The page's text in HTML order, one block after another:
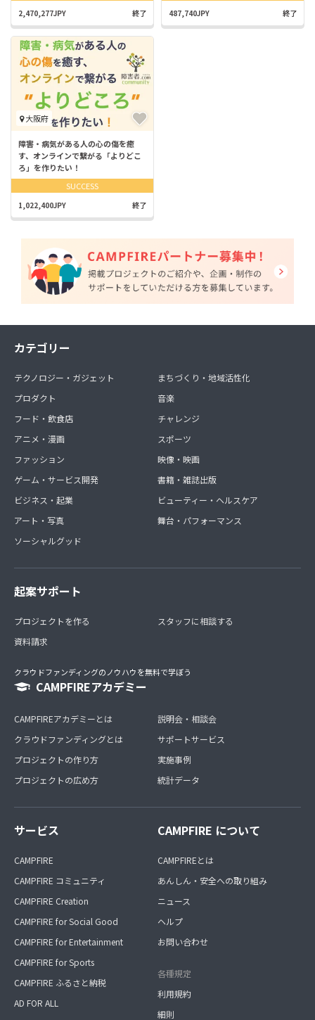
2,470,277JPY 終了 487,740JPY 終了
大阪府
障害・病気がある人の心の傷を癒
す、オンラインで繋がる「よりどこ
ろ」を作りたい！
SUCCESS
1,022,400JPY 終了
カテゴリー
テクノロジー・ガジェット
プロダクト
フード・飲食店
アニメ・漫画
ファッション
ゲーム・サービス開発
ビジネス・起業
アート・写真
ソーシャルグッド
まちづくり・地域活性化
音楽
チャレンジ
スポーツ
映像・映画
書籍・雑誌出版
ビューティー・ヘルスケア
舞台・パフォーマンス
起案サポート
プロジェクトを作る
資料請求
スタッフに相談する
クラウドファンディングのノウハウを無料で学ぼう
CAMPFIREアカデミー
CAMPFIREアカデミーとは
クラウドファンディングとは
プロジェクトの作り方
プロジェクトの広め方
説明会・相談会
サポートサービス
実施事例
統計データ
サービス
CAMPFIRE
CAMPFIRE コミュニティ
CAMPFIRE Creation
CAMPFIRE for Social Good
CAMPFIRE for Entertainment
CAMPFIRE for Sports
CAMPFIRE ふるさと納税
AD FOR ALL
CAMPFIRE について
CAMPFIREとは
あんしん・安全への取り組み
ニュース
ヘルプ
お問い合わせ
各種規定
利用規約
細則